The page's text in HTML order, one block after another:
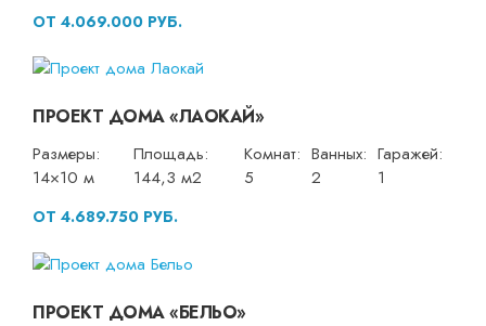
ОТ 4.069.000 РУБ.
ПРОЕКТ ДОМА «ЛАОКАЙ»
Размеры:
14×10 м
Площадь:
144,3 м2
Комнат:
5
Ванных:
2
Гаражей:
1
ОТ 4.689.750 РУБ.
ПРОЕКТ ДОМА «БЕЛЬО»